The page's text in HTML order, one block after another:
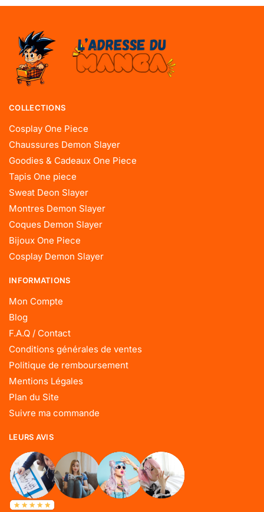
COLLECTIONS
Cosplay One Piece
Chaussures Demon Slayer
Goodies & Cadeaux One Piece
Tapis One piece
Sweat Deon Slayer
Montres Demon Slayer
Coques Demon Slayer
Bijoux One Piece
Cosplay Demon Slayer
INFORMATIONS
Mon Compte
Blog
F.A.Q / Contact
Conditions générales de ventes
Politique de remboursement
Mentions Légales
Plan du Site
Suivre ma commande
LEURS AVIS